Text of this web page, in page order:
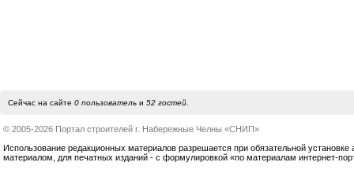
Сейчас на сайте 0 пользовательи 52 гостей.
© 2005-2026 Портал строителей г. Набережные Челны «СНИП»
Использование редакционных материалов разрешается при обязательной установке
материалом, для печатных изданий - с формулировкой «по материалам интернет-